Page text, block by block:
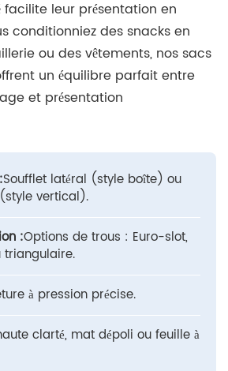
facilite leur présentation en
conditionniez des snacks en
ou des vêtements, nos sacs
un équilibre parfait entre
et présentation
Soufflet latéral (style boîte) ou
vertical).
:Options de trous : Euro-slot,
triangulaire.
à pression précise.
clarté, mat dépoli ou feuille à